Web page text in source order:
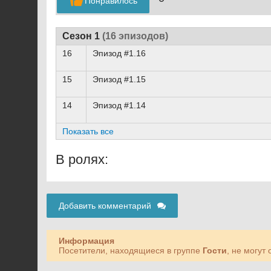
Сезон 1 (16 эпизодов)
16 Эпизод #1.16
15
Эпизод #1.15
14
Эпизод #1.14
Показать все
В ролях:
Добавить комментарий
Информация
Посетители, находящиеся в группе Гости , не